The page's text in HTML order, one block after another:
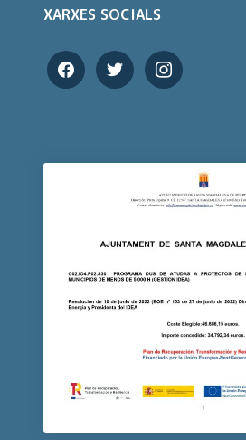
XARXES SOCIALS
facebooktwitter instagram